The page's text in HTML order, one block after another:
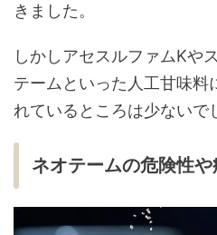
きました。
しかしアセスルファムKや
テームといった人工甘味料
れているところは少ないで
ネオテームの危険性